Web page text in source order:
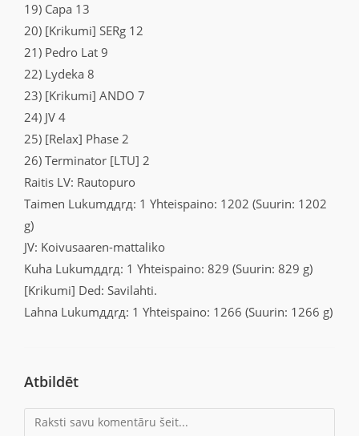
19) Capa 13
20) [Krikumi] SERg 12
21) Pedro Lat 9
22) Lydeka 8
23) [Krikumi] ANDO 7
24) JV 4
25) [Relax] Phase 2
26) Terminator [LTU] 2
Raitis LV: Rautopuro
Taimen Lukumддrд: 1 Yhteispaino: 1202 (Suurin: 1202
g)
JV: Koivusaaren-mattaliko
Kuha Lukumддrд: 1 Yhteispaino: 829 (Suurin: 829 g)
[Krikumi] Ded: Savilahti.
Lahna Lukumддrд: 1 Yhteispaino: 1266 (Suurin: 1266 g)
Atbildēt